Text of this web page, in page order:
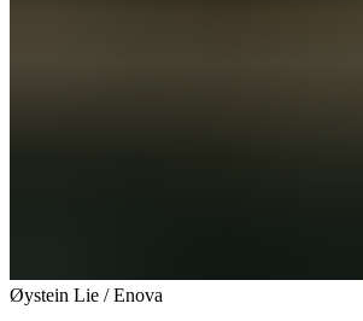
Øystein Lie / Enova